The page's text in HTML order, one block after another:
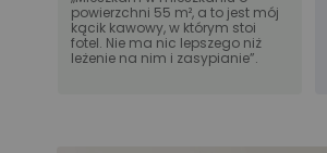
powierzchni 55 m², a to jest mój
kącik kawowy, w którym stoi
fotel. Nie ma nic lepszego niż
leżenie na nim i zasypianie”.